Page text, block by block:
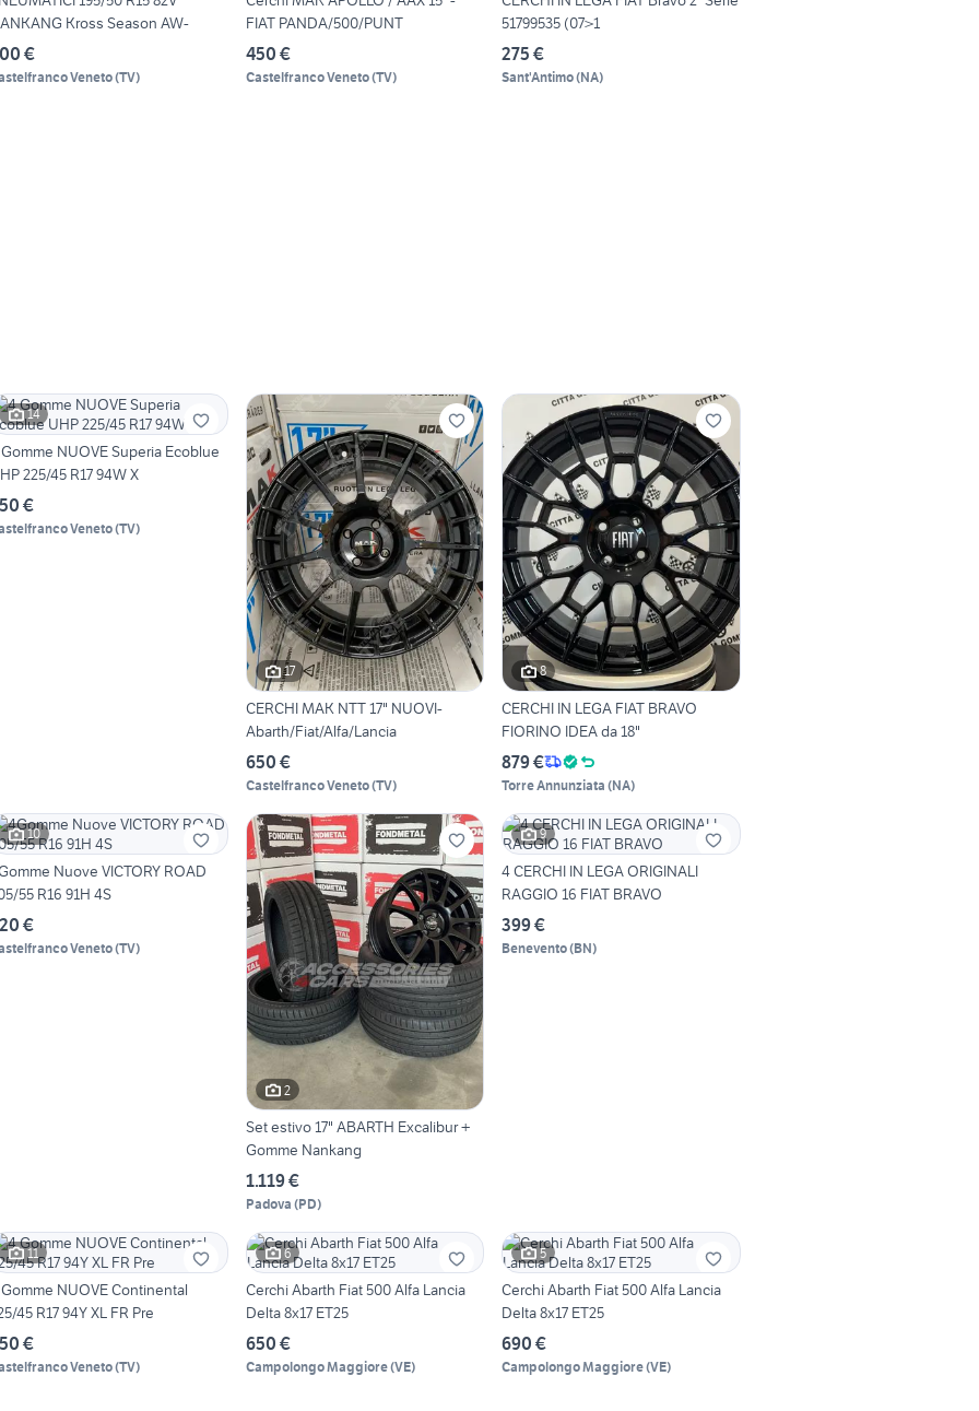
Kross Season AW-
€
Veneto(TV)
FIAT PANDA/500/PUNT
450 €
Castelfranco Veneto(TV)
51799535 (07>1
275 €
Sant'Antimo(NA)
14
NUOVE Superia Ecoblue
225/45 R17 94W X
€
Veneto(TV)
17
CERCHI MAK NTT 17" NUOVI-
Abarth/Fiat/Alfa/Lancia
650 €
Castelfranco Veneto(TV)
8
CERCHI IN LEGA FIAT BRAVO
FIORINO IDEA da 18"
879 €
Torre Annunziata (NA)
10
Nuove VICTORY ROAD
55 R16 91H 4S
€
Veneto(TV)
2
Set estivo 17" ABARTH Excalibur +
Gomme Nankang
1.119 €
Padova (PD)
9
4 CERCHI IN LEGA ORIGINALI
RAGGIO 16 FIAT BRAVO
399 €
Benevento(BN)
11
NUOVE Continental
45 R17 94Y XL FR Pre
€
Veneto(TV)
6
Cerchi Abarth Fiat 500 Alfa Lancia
Delta 8x17 ET25
650 €
Campolongo Maggiore(VE)
5
Cerchi Abarth Fiat 500 Alfa Lancia
Delta 8x17 ET25
690 €
Campolongo Maggiore(VE)